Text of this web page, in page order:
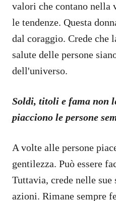
valori che contano nella
le tendenze. Questa
dal coraggio. Crede che
salute delle persone
dell'universo.
Soldi, titoli e fama non
piacciono le persone
A volte alle persone
gentilezza. Può essere
Tuttavia, crede nelle sue
azioni. Rimane sempre